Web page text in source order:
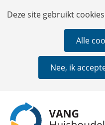
Cookies
Deze site gebruikt
Hier
deze
website
Alle
Nee, ik